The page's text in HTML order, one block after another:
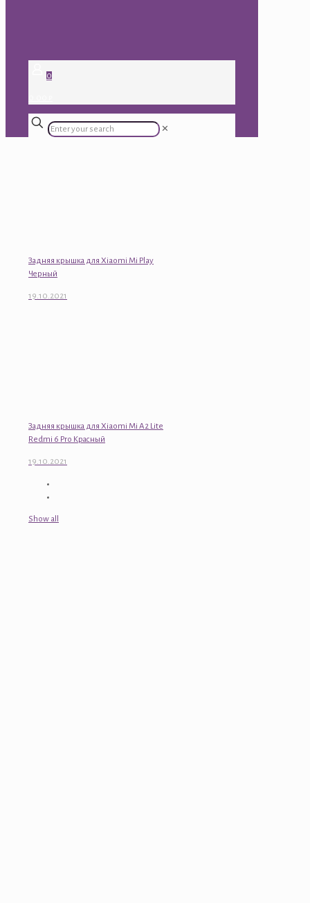
0
✕
Задняя крышка для Xiaomi Mi Play
Черный
19.10.2021
Задняя крышка для Xiaomi Mi A2 Lite
Redmi 6 Pro Красный
19.10.2021
Show all